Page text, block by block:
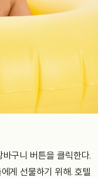
구니 버튼을 클릭한다.
게 선물하기 위해. 호텔